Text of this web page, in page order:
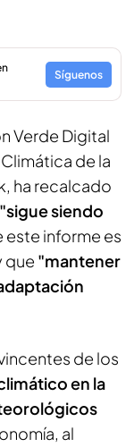
Síguenos
Verde Digital
de la
ha recalcado
siendo
este informe es
que "mantener
de los
en la
al